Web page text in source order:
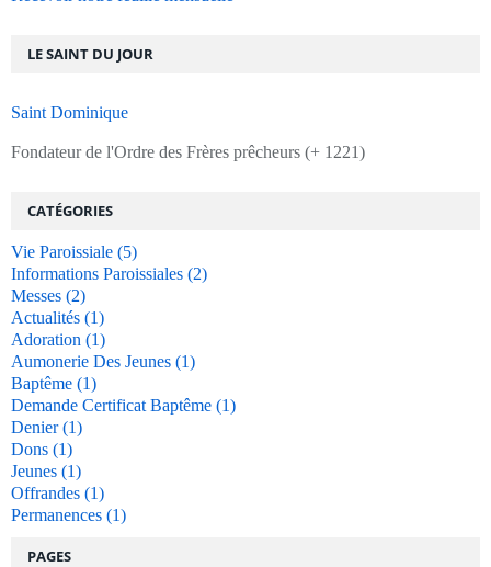
PAGES
CATÉGORIES
Vie Paroissiale (5)
Informations Paroissiales (2)
Messes (2)
Actualités (1)
Adoration (1)
Aumonerie Des Jeunes (1)
Baptême (1)
Demande Certificat Baptême (1)
Denier(1)
Dons (1)
Jeunes (1)
Offrandes (1)
Permanences (1)
LE SAINT DU JOUR
Saint Dominique
Fondateur de l'Ordre des Frères prêcheurs (+ 1221)